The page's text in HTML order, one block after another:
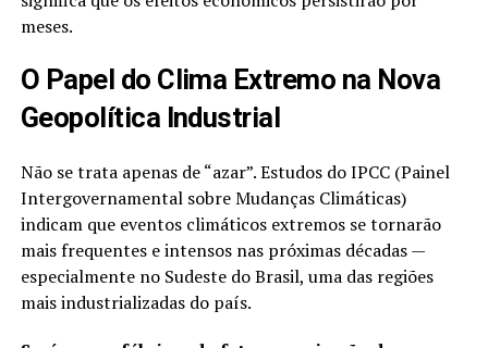
meses.
O Papel do Clima Extremo na Nova
Geopolítica Industrial
Não se trata apenas de “azar”. Estudos do IPCC (Painel
Intergovernamental sobre Mudanças Climáticas)
indicam que eventos climáticos extremos se tornarão
mais frequentes e intensos nas próximas décadas —
especialmente no Sudeste do Brasil, uma das regiões
mais industrializadas do país.